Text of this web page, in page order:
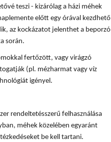
teszi - kizárólag a házi méhek
előtt egy órával kezdhető
az kockázatot jelenthet a beporzó
során.
fertőzött, vagy virágzó
(pl. mézharmat vagy víz
igényel.
rendeltetésszerű felhasználása
méhek közelében egyaránt
be kell tartani.